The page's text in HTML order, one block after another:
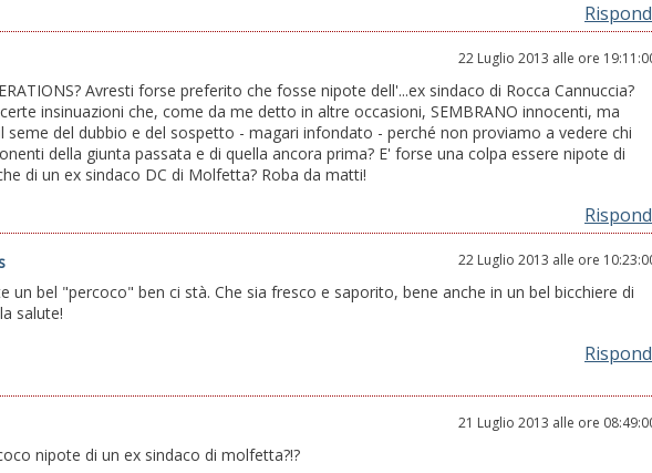
22 Luglio 2013 alle ore
Avresti forse preferito che fosse nipote dell'...ex sindaco di Rocca Cannuccia?
insinuazioni che, come da me detto in altre occasioni, SEMBRANO innocenti, ma
seme del dubbio e del sospetto - magari infondato - perché non proviamo a vedere chi
della giunta passata e di quella ancora prima? E' forse una colpa essere nipote di
di un ex sindaco DC di Molfetta? Roba da matti!
22 Luglio 2013 alle ore
un bel "percoco" ben ci stà. Che sia fresco e saporito, bene anche in un bel bicchiere di
salute!
21 Luglio 2013 alle ore
nipote di un ex sindaco di molfetta?!?